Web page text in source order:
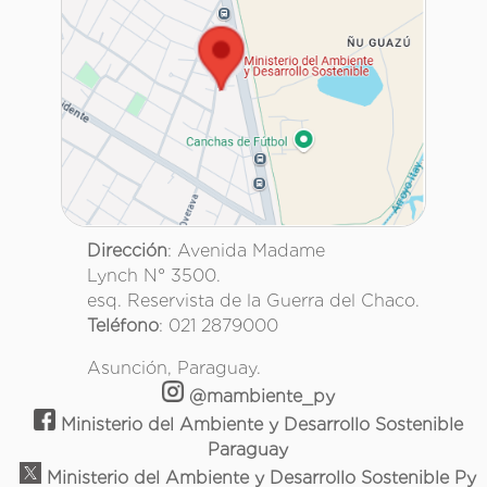
Dirección: Avenida Madame
Lynch N° 3500.
esq. Reservista de la Guerra del Chaco.
Teléfono: 021 2879000
Asunción, Paraguay.
@mambiente_py
Ministerio del Ambiente y Desarrollo Sostenible
Paraguay
Ministerio del Ambiente y Desarrollo Sostenible Py